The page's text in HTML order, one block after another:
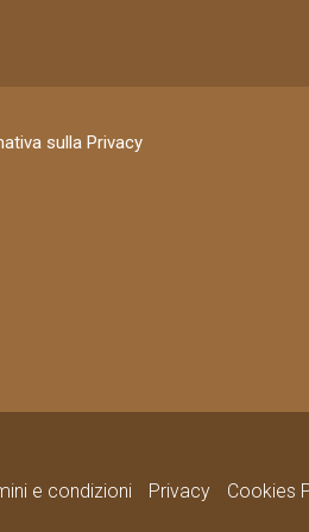
sulla Privacy
e condizioni Privacy Cookies